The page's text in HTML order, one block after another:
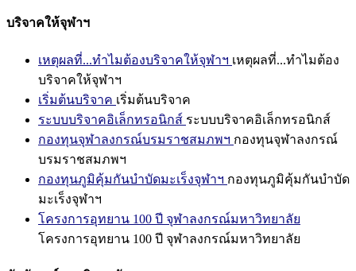
บริจาคให้จุฬาฯ
เหตุผลที่...ทำไมต้องบริจาคให้จุฬาฯ เหตุผลที่...ทำไมต้อง
บริจาคให้จุฬาฯ
เริ่มต้นบริจาค เริ่มต้นบริจาค
ระบบบริจาคอิเล็กทรอนิกส์ ระบบบริจาคอิเล็กทรอนิกส์
กองทุนจุฬาลงกรณ์บรมราชสมภพฯ กองทุนจุฬาลงกรณ์
บรมราชสมภพฯ
กองทุนภูมิคุ้มกันบำบัดมะเร็งจุฬาฯ กองทุนภูมิคุ้มกันบำบัด
มะเร็งจุฬาฯ
โครงการอุทยาน 100 ปี จุฬาลงกรณ์มหาวิทยาลัย
โครงการอุทยาน 100 ปี จุฬาลงกรณ์มหาวิทยาลัย